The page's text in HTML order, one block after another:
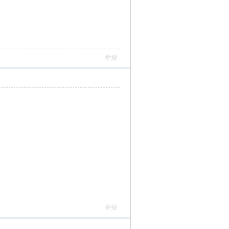
举报
举报